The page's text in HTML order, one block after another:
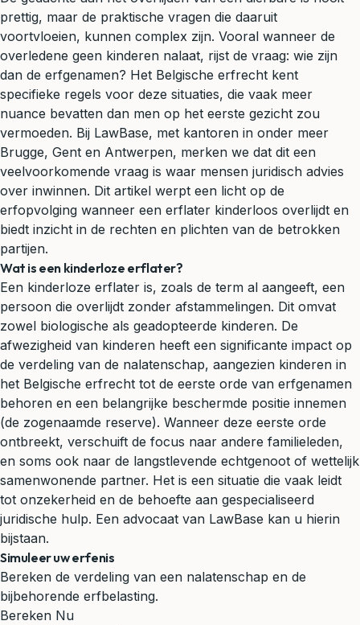
prettig, maar de praktische vragen die daaruit
voortvloeien, kunnen complex zijn. Vooral wanneer de
overledene geen kinderen nalaat, rijst de vraag: wie zijn
dan de erfgenamen? Het Belgische erfrecht kent
specifieke regels voor deze situaties, die vaak meer
nuance bevatten dan men op het eerste gezicht zou
vermoeden. Bij LawBase, met kantoren in onder meer
Brugge, Gent en Antwerpen, merken we dat dit een
veelvoorkomende vraag is waar mensen juridisch advies
over inwinnen. Dit artikel werpt een licht op de
erfopvolging wanneer een erflater kinderloos overlijdt en
biedt inzicht in de rechten en plichten van de betrokken
partijen.
Wat is een kinderloze erflater?
Een kinderloze erflater is, zoals de term al aangeeft, een
persoon die overlijdt zonder afstammelingen. Dit omvat
zowel biologische als geadopteerde kinderen. De
afwezigheid van kinderen heeft een significante impact op
de verdeling van de nalatenschap, aangezien kinderen in
het Belgische erfrecht tot de eerste orde van erfgenamen
behoren en een belangrijke beschermde positie innemen
(de zogenaamde reserve). Wanneer deze eerste orde
ontbreekt, verschuift de focus naar andere familieleden,
en soms ook naar de langstlevende echtgenoot of wettelijk
samenwonende partner. Het is een situatie die vaak leidt
tot onzekerheid en de behoefte aan gespecialiseerd
juridische hulp. Een advocaat van LawBase kan u hierin
bijstaan.
Simuleer uw erfenis
Bereken de verdeling van een nalatenschap en de
bijbehorende erfbelasting.
Bereken Nu